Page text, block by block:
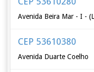
Avenida Beira Mar - I -
CEP 53610380
Avenida Duarte Coelho